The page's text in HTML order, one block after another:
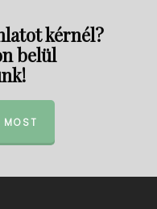
kérnél?
belül
MOST